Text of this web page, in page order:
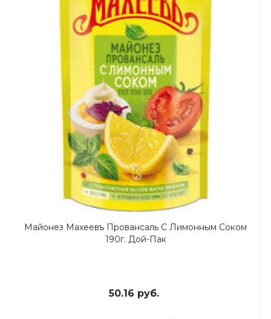
Майонез Махеевъ Провансаль С Лимонным Соком
190г. Дой-Пак
50.16 руб.